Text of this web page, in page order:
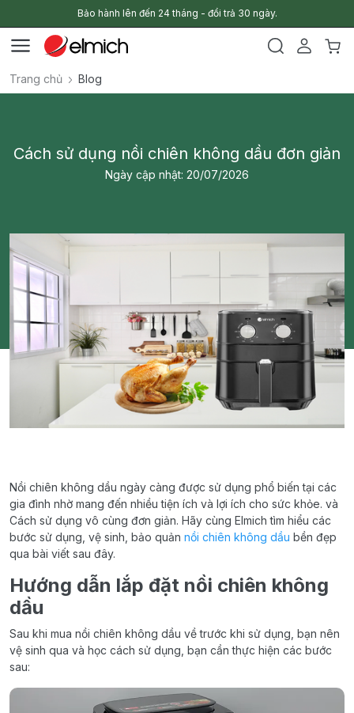
Bảo hành lên đến 24 tháng - đổi trả 30 ngày.
Trang chủ Blog
Cách sử dụng nồi chiên không dầu đơn giản
Ngày cập nhật: 20/07/2026
Nồi chiên không dầu ngày càng được sử dụng phổ biến tại các
gia đình nhờ mang đến nhiều tiện ích và lợi ích cho sức khỏe. và
Cách sử dụng vô cùng đơn giản. Hãy cùng Elmich tìm hiểu các
bước sử dụng, vệ sinh, bảo quản nồi chiên không dầu bền đẹp
qua bài viết sau đây.
Hướng dẫn lắp đặt nồi chiên không
dầu
Sau khi mua nồi chiên không dầu về trước khi sử dụng, bạn nên
vệ sinh qua và học cách sử dụng, bạn cần thực hiện các bước
sau: